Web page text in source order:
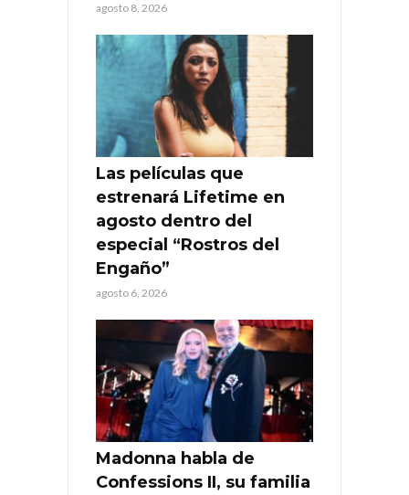
agosto 8, 2026
Las películas que
estrenará Lifetime en
agosto dentro del
especial “Rostros del
Engaño”
agosto 6, 2026
Madonna habla de
Confessions II, su familia